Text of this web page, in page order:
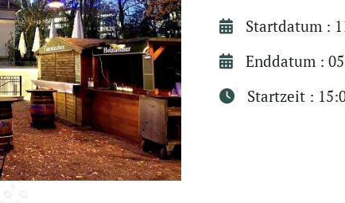
Startdatum :
Enddatum :
Startzeit :